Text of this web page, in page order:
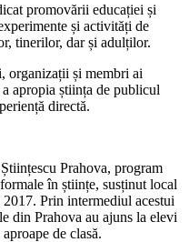
promovării educației și
și activități de
tinerilor, dar și adulților.
organizații și membri ai
apropia știința de publicul
directă.
Prahova, program
în științe, susținut local
Prin intermediul acestui
din Prahova au ajuns la elevi
de clasă.